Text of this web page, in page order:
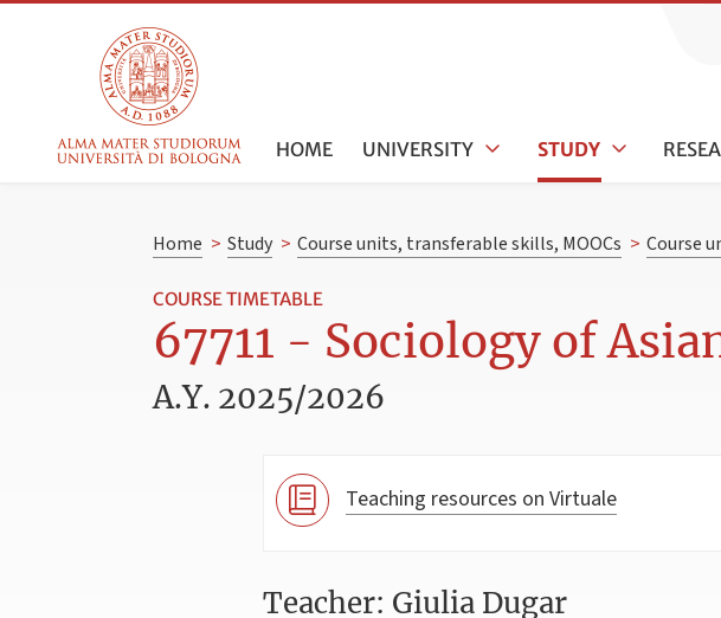
HOME UNIVERSITY STUDY
Home > Study > Course units, transferable skills, MOOCs > Course
COURSE TIMETABLE
67711 - Sociology of
A.Y. 2025/2026
Teaching resources on Virtuale
Teacher: Giulia Dugar